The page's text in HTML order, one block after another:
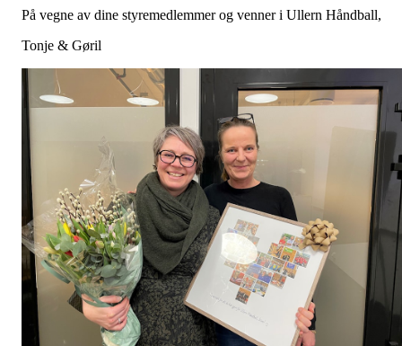
På vegne av dine styremedlemmer og venner i Ullern Håndball,
Tonje & Gøril